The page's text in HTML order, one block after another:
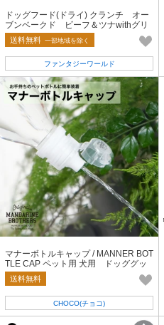
ドッグフード(ドライ) クランチ オー
ブンベークド ビーフ＆ツナwithグリ
ーントライプ
送料無料 一部地域を除く
ファンタジーワールド
マナーボトルキャップ / MANNER BOT
TLE CAP ペット用 犬用 ドッググッ
ズ
送料無料
CHOCO(チョコ)